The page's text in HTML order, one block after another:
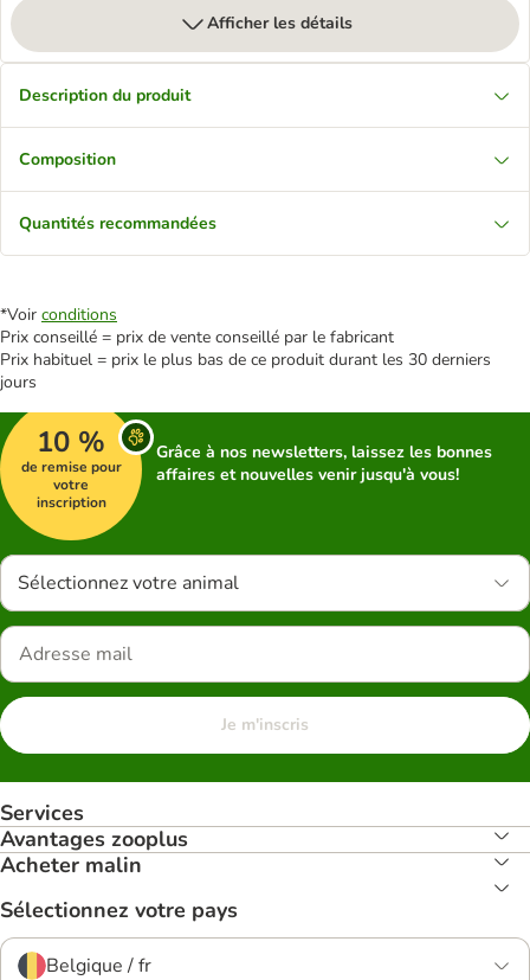
Afficher les détails
Description du produit
Composition
Quantités recommandées
*Voir conditions
Prix conseillé = prix de vente conseillé par le fabricant
Prix habituel = prix le plus bas de ce produit durant les 30 derniers
jours
10 %
de remise pour
votre
inscription
Grâce à nos newsletters, laissez les bonnes
affaires et nouvelles venir jusqu'à vous!
Sélectionnez votre animal
Je m'inscris
Services
Avantages zooplus
Acheter malin
Sélectionnez votre pays
Belgique / fr